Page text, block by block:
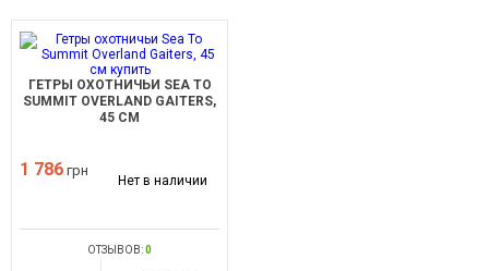
ГЕТРЫ ОХОТНИЧЬИ SEA TO
SUMMIT OVERLAND GAITERS,
45 СМ
1 786 грн
Нет в наличии
ОТЗЫВОВ:0